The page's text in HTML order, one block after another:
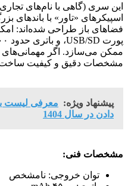
این سری (گاهی با نام‌های
ممکن می‌سازد. اگر
مشخصات دقیق و کیفیت
پیشنهاد ویژه: معرفی لیست
دادن در سال 1404
مشخصات فنی:
توان خروجی: نامشخص